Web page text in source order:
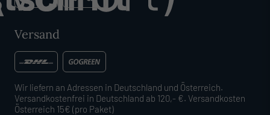
Versand
Wir liefern an Adressen in Deutschland und Österreich.
Versandkostenfrei in Deutschland ab 120,- €. Versandkosten
Österreich 15€ (pro Paket)